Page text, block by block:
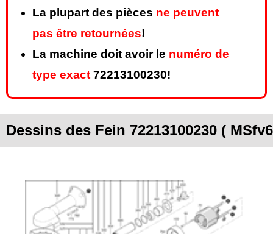
La plupart des pièces ne peuvent
pas être retournées!
La machine doit avoir le numéro de
type exact 72213100230!
Dessins des Fein 72213100230 (